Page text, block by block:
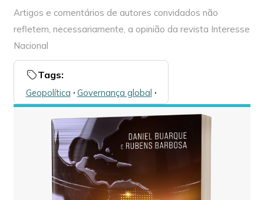
Artigos e comentários de autores convidados não
refletem, necessariamente, a opinião da revista Interesse
Nacional
Tags:
Geopolítica 🞌 Governança global 🞌